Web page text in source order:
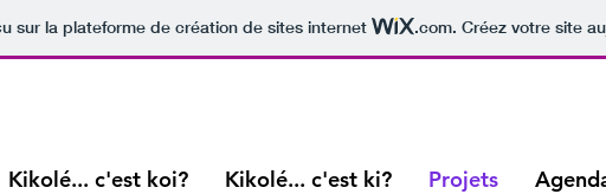
sur la plateforme de création de sites internet .com. Créez votre site
Kikolé... c'est koi? Kikolé... c'est ki? Projets